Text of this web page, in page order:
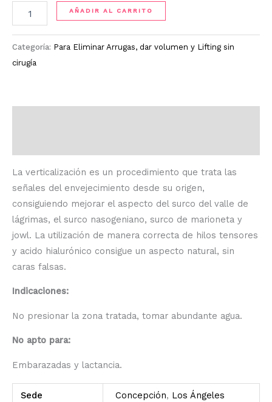
AÑADIR AL CARRITO
Categoría: Para Eliminar Arrugas, dar volumen y Lifting sin
cirugía
La verticalización es un procedimiento que trata las
señales del envejecimiento desde su origen,
consiguiendo mejorar el aspecto del surco del valle de
lágrimas, el surco nasogeniano, surco de marioneta y
jowl. La utilización de manera correcta de hilos tensores
y acido hialurónico consigue un aspecto natural, sin
caras falsas.
Indicaciones:
No presionar la zona tratada, tomar abundante agua.
No apto para:
Embarazadas y lactancia.
Sede Concepción, Los Ángeles